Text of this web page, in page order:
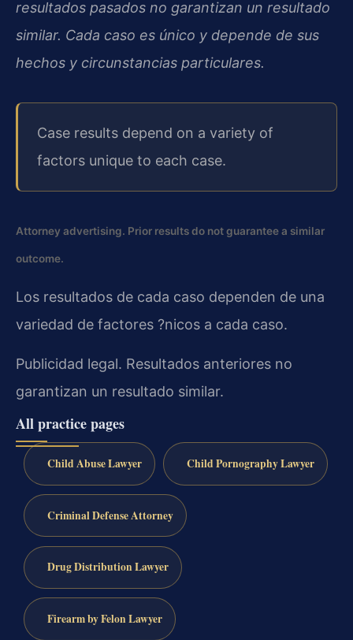
resultados pasados no garantizan un resultado
similar. Cada caso es único y depende de sus
hechos y circunstancias particulares.
Case results depend on a variety of
factors unique to each case.
Attorney advertising. Prior results do not guarantee a similar
outcome.
Los resultados de cada caso dependen de una
variedad de factores ?nicos a cada caso.
Publicidad legal. Resultados anteriores no
garantizan un resultado similar.
All practice pages
Child Abuse Lawyer Child Pornography Lawyer
Criminal Defense Attorney
Drug Distribution Lawyer
Firearm by Felon Lawyer